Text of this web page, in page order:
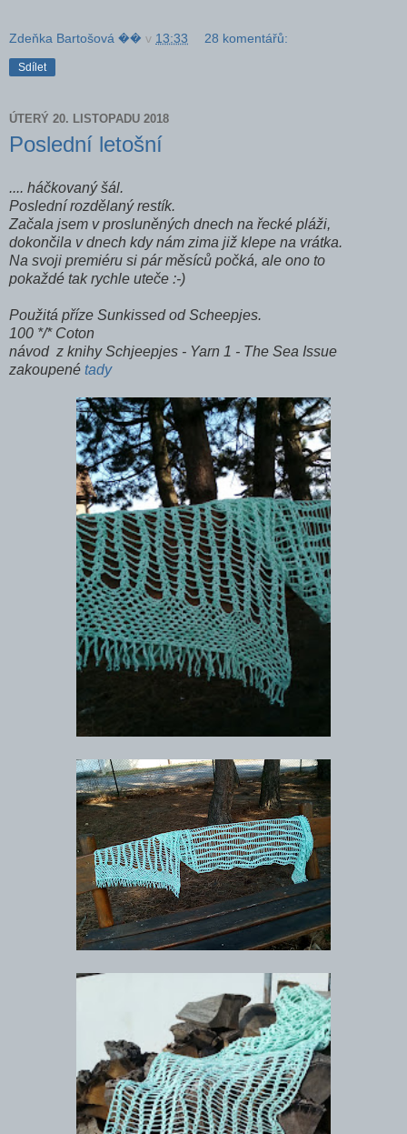
Zdeňka Bartošová �� v 13:33 28 komentářů:
Sdílet
ÚTERÝ 20. LISTOPADU 2018
Poslední letošní
.... háčkovaný šál.
Poslední rozdělaný restík.
Začala jsem v prosluněných dnech na řecké pláži,
dokončila v dnech kdy nám zima již klepe na vrátka.
Na svoji premiéru si pár měsíců počká, ale ono to
pokaždé tak rychle uteče :-)
Použitá příze Sunkissed od Scheepjes.
100 */* Coton
návod z knihy Schjeepjes - Yarn 1 - The Sea Issue
zakoupené tady